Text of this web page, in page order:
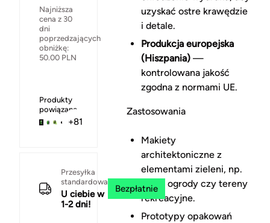
Najniższa
cena z 30
dni
poprzedzających
obniżkę:
50.00 PLN
Produkty
powiązane
+81
Przesyłka
standardowa
U ciebie w
1-2 dni!
Bezpłatnie
uzyskać ostre krawędzie
i detale.
Produkcja europejska
(Hiszpania)—
kontrolowana jakość
zgodna z normami UE.
Zastosowania
Makiety
architektoniczne z
elementami zieleni, np.
parki, ogrody czy tereny
rekreacyjne.
Prototypy opakowań